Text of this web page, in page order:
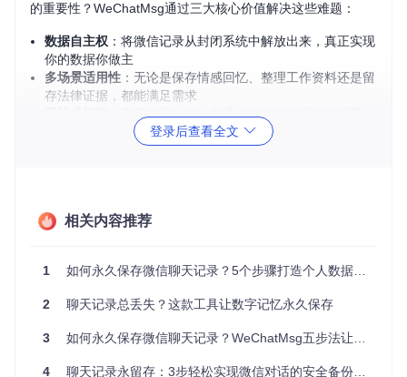
的重要性？WeChatMsg通过三大核心价值解决这些难题：
数据自主权 ：将微信记录从封闭系统中解放出来，真正实现
你的数据你做主
多场景适用性 ：无论是保存情感回忆、整理工作资料还是留
存法律证据，都能满足需求
：无需专业知识，普通人也能轻松完成数据导出
场景应用：三类用户的真实使用故事
职场人士李经理的效率提升方案
"每个月的项目沟通记录分散在不同聊天窗口，查找历史信息
特别耗时。"从事互联网项目管理的李经理这样描述他的困
扰。使用WeChatMsg后，他将所有项目群聊记录导出为CSV
格式（可用Excel打开的表格文件），通过关键词快速检索，
工作效率提升40%。
登录后查看全文
相关内容推荐
1 如何永久保存微信聊天记录？5个步骤打造个人数据备份系统
2 聊天记录总丢失？这款工具让数字记忆永久保存
3 如何永久保存微信聊天记录？WeChatMsg五步法让珍贵回忆不丢失
4 聊天记录永留存：3步轻松实现微信对话的安全备份与智能管理